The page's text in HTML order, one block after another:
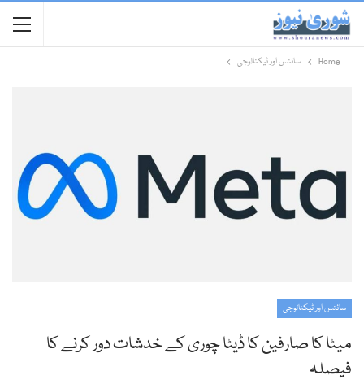
Home سائنس اور ٹیکنالوجی
سائنس اور ٹیکنالوجی
میٹا کا صارفین کا ڈیٹا چوری کے خدشات دور کرنے کا
فیصلہ